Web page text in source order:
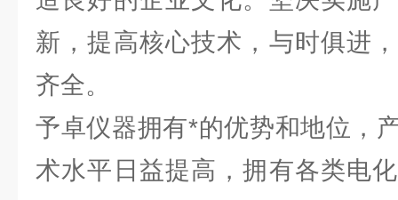
新，提高核心技术，与时俱进
齐全。
予卓仪器拥有*的优势和地位，
术水平日益提高，拥有各类电